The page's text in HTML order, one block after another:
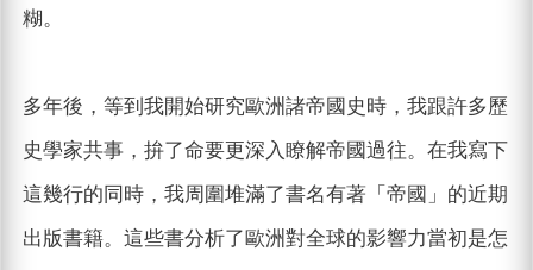
糊。
多年後，等到我開始研究歐洲諸帝國史時，我跟許多歷
史學家共事，拚了命要更深入瞭解帝國過往。在我寫下
這幾行的同時，我周圍堆滿了書名有著「帝國」的近期
出版書籍。這些書分析了歐洲對全球的影響力當初是怎